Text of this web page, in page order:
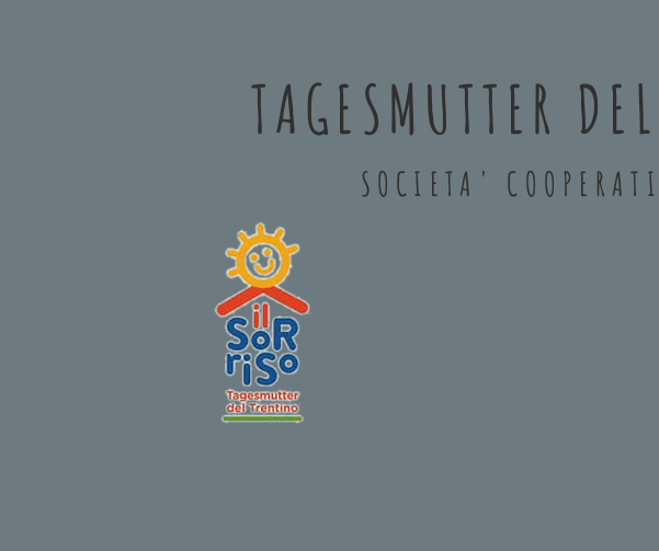
TAGESMUTTER
SOCIETA'